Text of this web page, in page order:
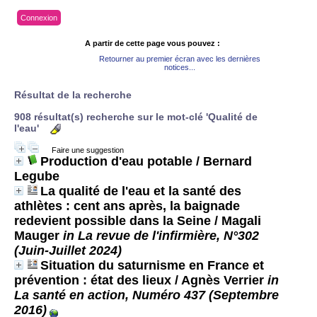
Connexion
A partir de cette page vous pouvez :
Retourner au premier écran avec les dernières
notices...
Résultat de la recherche
908 résultat(s) recherche sur le mot-clé 'Qualité de
l'eau'
Faire une suggestion
Production d'eau potable / Bernard
Legube
La qualité de l'eau et la santé des
athlètes : cent ans après, la baignade
redevient possible dans la Seine / Magali
Mauger in La revue de l'infirmière, N°302
(Juin-Juillet 2024)
Situation du saturnisme en France et
prévention : état des lieux / Agnès Verrier in
La santé en action, Numéro 437 (Septembre
2016)